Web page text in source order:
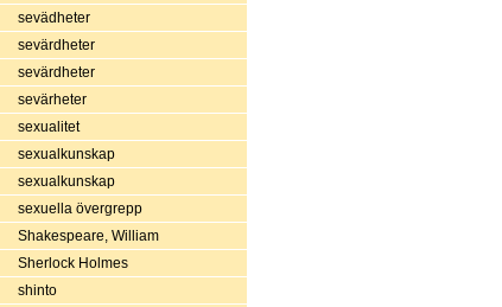
sevädheter
sevärdheter
sevärdheter
sevärheter
sexualitet
sexualkunskap
sexualkunskap
sexuella övergrepp
Shakespeare, William
Sherlock Holmes
shinto